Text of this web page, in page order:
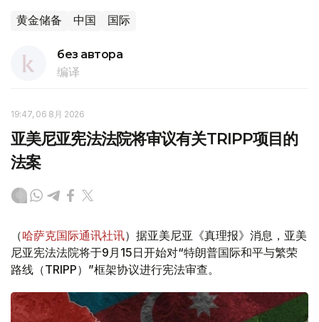
黄金储备 中国 国际
без автора
编译
19:47, 06 8月 2026
亚美尼亚宪法法院将审议有关TRIPP项目的
法案
（哈萨克国际通讯社讯）据亚美尼亚《真理报》消息，亚美
尼亚宪法法院将于9月15日开始对“特朗普国际和平与繁荣
路线（TRIPP）”框架协议进行宪法审查。